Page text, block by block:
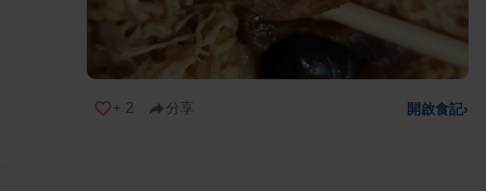
+ 2 分享 開啟食記›